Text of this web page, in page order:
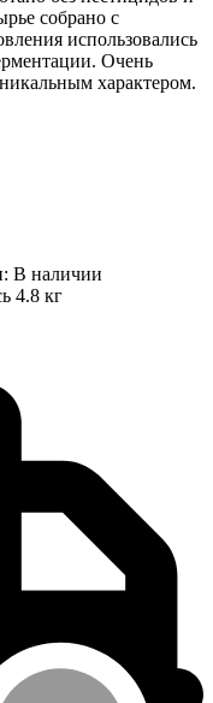
собрано с
использовались
Очень
характером.
В наличии
4.8 кг